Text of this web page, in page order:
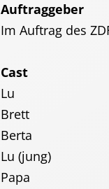
Auftraggeber
Im Auftrag des
Cast
Lu
Brett
Berta
Lu (jung)
Papa